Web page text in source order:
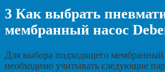
3 Как выбрать
мембранный насос
Для выбора подходящего мембранный
необходимо учитывать следующие